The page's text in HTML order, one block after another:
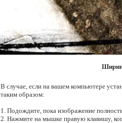
В случае, если на вашем компьютере
таким образом:
1. Подождите, пока изображение
2. Нажмите на мышке правую клавишу,